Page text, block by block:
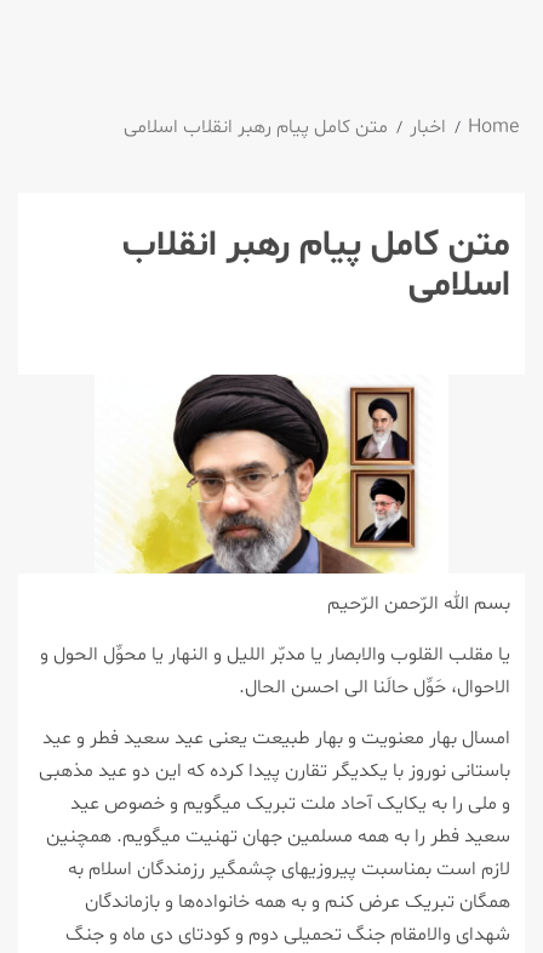
Home اخبار متن کامل پیام رهبر انقلاب اسلامی
متن کامل پیام رهبر انقلاب
اسلامی
بسم الله الرّحمن الرّحیم
یا مقلب القلوب والابصار یا مدبّر اللیل و النهار یا محوِّل الحول و
الاحوال، حَوِّل حالَنا الی احسن الحال.
امسال بهار معنویت و بهار طبیعت یعنی عید سعید فطر و عید
باستانی نوروز با یکدیگر تقارن پیدا کرده که این دو عید مذهبی
و ملی را به یکایک آحاد ملت تبریک میگویم و خصوص عید
سعید فطر را به همه مسلمین جهان تهنیت میگویم. همچنین
لازم است بمناسبت پیروزیهای چشمگیر رزمندگان اسلام به
همگان تبریک عرض کنم و به همه خانواده‌ها و بازماندگان
شهدای والامقام جنگ تحمیلی دوم و کودتای دی‌ ماه و جنگ